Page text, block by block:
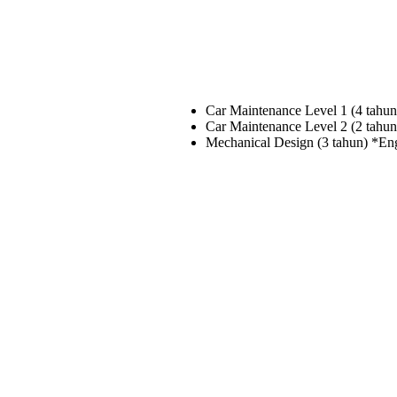
Car Maintenance Level 1 (4
Car Maintenance Level 2 (2
Mechanical Design (3 tahun)